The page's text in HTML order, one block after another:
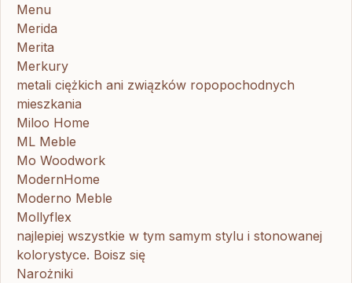
Menu
Merida
Merita
Merkury
metali ciężkich ani związków ropopochodnych
mieszkania
Miloo Home
ML Meble
Mo Woodwork
ModernHome
Moderno Meble
Mollyflex
najlepiej wszystkie w tym samym stylu i stonowanej
kolorystyce. Boisz się
Narożniki